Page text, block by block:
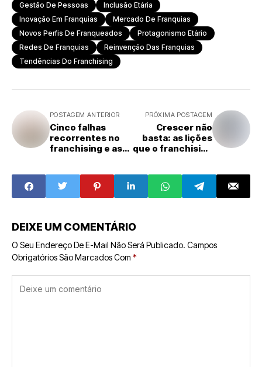
Gestão De Pessoas
Inclusão Etária
Inovação Em Franquias
Mercado De Franquias
Novos Perfis De Franqueados
Protagonismo Etário
Redes De Franquias
Reinvenção Das Franquias
Tendências Do Franchising
POSTAGEM ANTERIOR
Cinco falhas
recorrentes no
franchising e as
PRÓXIMA POSTAGEM
Crescer não
basta: as lições
que o franchising
DEIXE UM COMENTÁRIO
O Seu Endereço De E-Mail Não Será Publicado. Campos
Obrigatórios São Marcados Com *